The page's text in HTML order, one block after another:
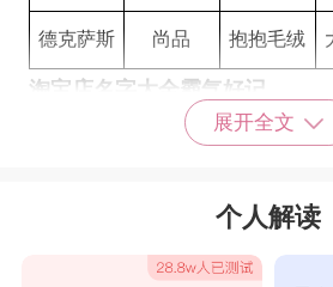
德克萨斯 尚品 抱抱毛绒
淘宝店名字大全霸气好记
沉香苑
安龙 衣锦还乡
展开全文
个人解读